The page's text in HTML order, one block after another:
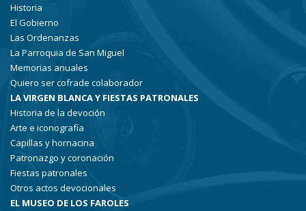
Historia
El Gobierno
Las Ordenanzas
La Parroquia de San Miguel
Memorias anuales
Quiero ser cofrade colaborador
LA VIRGEN BLANCA Y FIESTAS PATRONALES
Historia de la devoción
Arte e iconografía
Capillas y hornacina
Patronazgo y coronación
Fiestas patronales
Otros actos devocionales
EL MUSEO DE LOS FAROLES